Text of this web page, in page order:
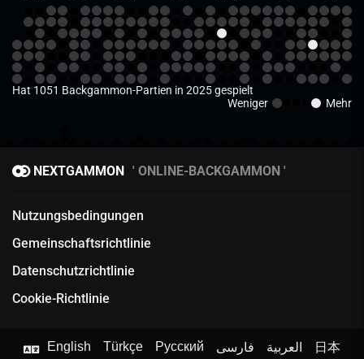
Hat 1051 Backgammon-Partien in 2025 gespielt
Weniger
Mehr
NEXTGAMMON ONLINE-BACKGAMMON
Nutzungsbedingungen
Gemeinschaftsrichtlinie
Datenschutzrichtlinie
Cookie-Richtlinie
English Türkçe Русский فارسی العربية 日本